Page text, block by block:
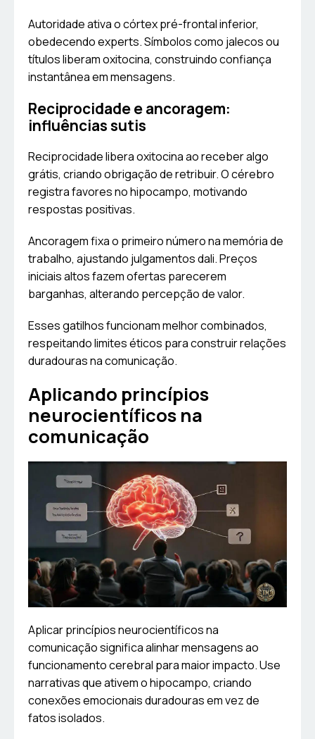
Autoridade ativa o córtex pré-frontal inferior,
obedecendo experts. Símbolos como jalecos ou
títulos liberam oxitocina, construindo confiança
instantânea em mensagens.
Reciprocidade e ancoragem:
influências sutis
Reciprocidade libera oxitocina ao receber algo
grátis, criando obrigação de retribuir. O cérebro
registra favores no hipocampo, motivando
respostas positivas.
Ancoragem fixa o primeiro número na memória de
trabalho, ajustando julgamentos dali. Preços
iniciais altos fazem ofertas parecerem
barganhas, alterando percepção de valor.
Esses gatilhos funcionam melhor combinados,
respeitando limites éticos para construir relações
duradouras na comunicação.
Aplicando princípios
neurocientíficos na
comunicação
Aplicar princípios neurocientíficos na
comunicação significa alinhar mensagens ao
funcionamento cerebral para maior impacto. Use
narrativas que ativem o hipocampo, criando
conexões emocionais duradouras em vez de
fatos isolados.